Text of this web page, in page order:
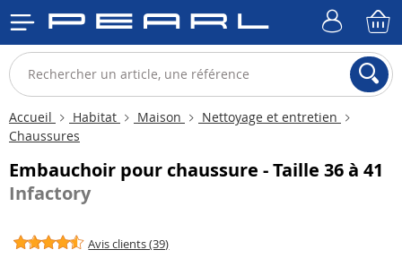
Accueil Habitat Maison
Nettoyage et entretien
Chaussures
Embauchoir pour chaussure - Taille 36 à 41
Infactory
Avis clients (39)